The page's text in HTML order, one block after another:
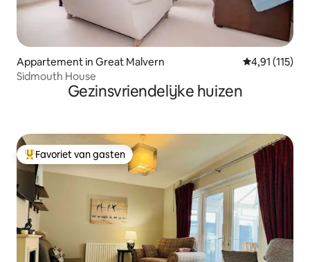
Appartement in Great Malvern Gemiddelde
4,91 (115)
Sidmouth House
Gezinsvriendelijke huizen
Topfavoriet van gasten
Favoriet van gasten